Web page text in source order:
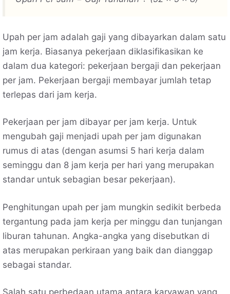
Upah per jam adalah gaji yang dibayarkan dalam satu
jam kerja. Biasanya pekerjaan diklasifikasikan ke
dalam dua kategori: pekerjaan bergaji dan pekerjaan
per jam. Pekerjaan bergaji membayar jumlah tetap
terlepas dari jam kerja.
Pekerjaan per jam dibayar per jam kerja. Untuk
mengubah gaji menjadi upah per jam digunakan
rumus di atas (dengan asumsi 5 hari kerja dalam
seminggu dan 8 jam kerja per hari yang merupakan
standar untuk sebagian besar pekerjaan).
Penghitungan upah per jam mungkin sedikit berbeda
tergantung pada jam kerja per minggu dan tunjangan
liburan tahunan. Angka-angka yang disebutkan di
atas merupakan perkiraan yang baik dan dianggap
sebagai standar.
Salah satu perbedaan utama antara karyawan yang